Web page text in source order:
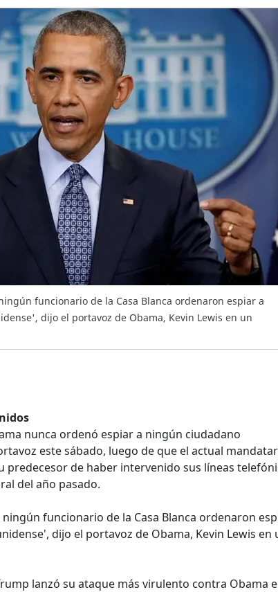
funcionario de la Casa Blanca ordenaron espiar a
dijo el portavoz de Obama, Kevin Lewis en un
nunca ordenó espiar a ningún ciudadano
este sábado, luego de que el actual
predecesor de haber intervenido sus líneas
del año pasado.
funcionario de la Casa Blanca ordenaron
dijo el portavoz de Obama, Kevin Lewis en
lanzó su ataque más virulento contra Obama